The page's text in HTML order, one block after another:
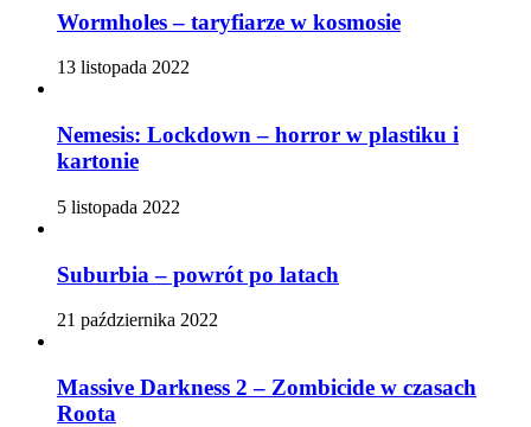
Wormholes – taryfiarze w kosmosie
13 listopada 2022
Nemesis: Lockdown – horror w plastiku i
kartonie
5 listopada 2022
Suburbia – powrót po latach
21 października 2022
Massive Darkness 2 – Zombicide w czasach
Roota